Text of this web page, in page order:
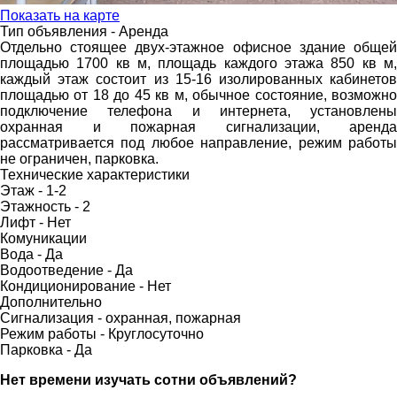
Показать на карте
Тип объявления - Аренда
Отдельно стоящее двух-этажное офисное здание общей
площадью 1700 кв м, площадь каждого этажа 850 кв м,
каждый этаж состоит из 15-16 изолированных кабинетов
площадью от 18 до 45 кв м, обычное состояние, возможно
подключение телефона и интернета, установлены
охранная и пожарная сигнализации, аренда
рассматривается под любое направление, режим работы
не ограничен, парковка.
Технические характеристики
Этаж - 1-2
Этажность - 2
Лифт - Нет
Комуникации
Вода - Да
Водоотведение - Да
Кондиционирование - Нет
Дополнительно
Сигнализация - охранная, пожарная
Режим работы - Круглосуточно
Парковка - Да
Нет времени изучать сотни объявлений?